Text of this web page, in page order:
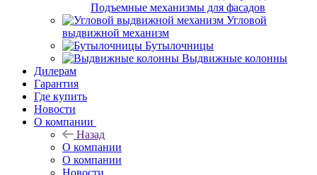
Подъемные механизмы для фасадов
Угловой
выдвижной механизм
Бутылочницы
Выдвижные колонны
Дилерам
Гарантия
Где купить
Новости
О компании
Назад
О компании
О компании
Новости